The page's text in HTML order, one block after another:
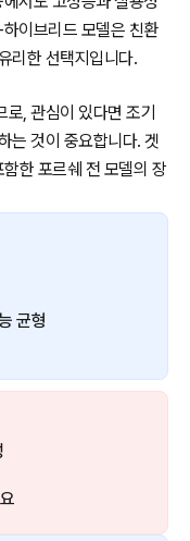
이브리드 모델은 친환
리한 선택지입니다.
로, 관심이 있다면 조기
는 것이 중요합니다. 겟
한 포르쉐 전 모델의 장
균형